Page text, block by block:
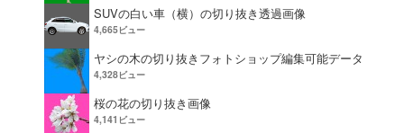
SUVの白い車（横）の切り抜き透過画像
4,665ビュー
ヤシの木の切り抜きフォトショップ編集可能データ
4,328ビュー
桜の花の切り抜き画像
4,141ビュー